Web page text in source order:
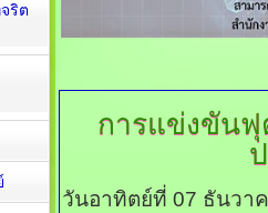
การแข่งขัน
วันอาทิตย์ที่ 07 ธันวา
ริต